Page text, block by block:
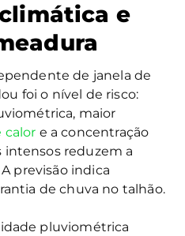
e
de janela de
foi o nível de risco:
maior
calor e a concentração
intensos reduzem a
previsão indica
de chuva no talhão.
pluviométrica